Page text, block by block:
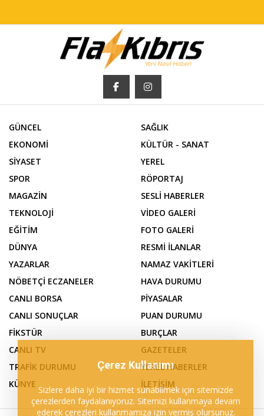
GÜNCEL
EKONOMİ
SİYASET
SPOR
MAGAZİN
TEKNOLOJİ
EĞİTİM
DÜNYA
SAĞLIK
KÜLTÜR - SANAT
YEREL
RÖPORTAJ
SESLİ HABERLER
VİDEO GALERİ
FOTO GALERİ
RESMİ İLANLAR
YAZARLAR
NÖBETÇİ ECZANELER
CANLI BORSA
CANLI SONUÇLAR
FİKSTÜR
CANLI TV
TRAFİK DURUMU
KÜNYE
NAMAZ VAKİTLERİ
HAVA DURUMU
PİYASALAR
PUAN DURUMU
BURÇLAR
GAZETELER
YEREL HABERLER
İLETİŞİM
Çerez Kullanımı
Sizlere daha iyi bir hizmet sunabilmek için sitemizde
çerezlerden faydalanıyoruz. Sitemizi kullanmaya devam
ederek çerezleri kullanmamıza izin vermiş olursunuz.